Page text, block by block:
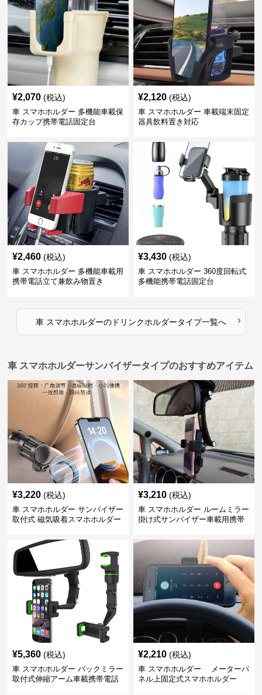
¥2,070 (税込)
車 スマホホルダー 多機能車載保
存カップ携帯電話固定台
¥2,120 (税込)
車 スマホホルダー 車載端末固定
器具飲料置き対応
¥2,460 (税込)
車 スマホホルダー 多機能車載用
携帯電話立て兼飲み物置き
¥3,430 (税込)
車 スマホホルダー 360度回転式
多機能携帯電話固定台
車 スマホホルダーのドリンクホルダータイプ一覧へ ›
車 スマホホルダーサンバイザータイプのおすすめアイテム
¥3,220 (税込)
車 スマホホルダー サンバイザー
取付式 磁気吸着スマホホルダー
¥3,210 (税込)
車 スマホホルダー ルームミラー
掛け式サンバイザー車載用携帯
¥5,360 (税込)
車 スマホホルダー バックミラー
取付式伸縮アーム車載携帯電話
¥2,210 (税込)
車 スマホホルダー メーターパ
ネル上固定式スマホホルダー